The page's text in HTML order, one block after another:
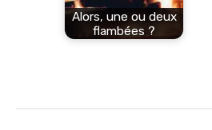
Alors, une ou deux
flambées ?